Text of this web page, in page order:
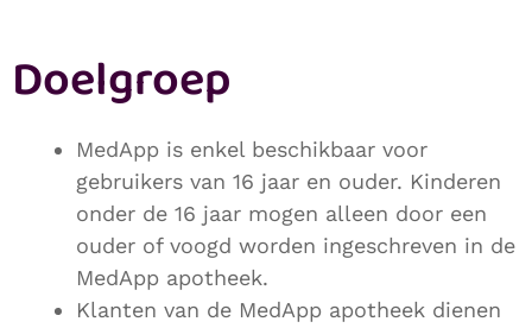
Doelgroep
MedApp is enkel beschikbaar voor
gebruikers van 16 jaar en ouder. Kinderen
onder de 16 jaar mogen alleen door een
ouder of voogd worden ingeschreven in de
MedApp apotheek.
Klanten van de MedApp apotheek dienen